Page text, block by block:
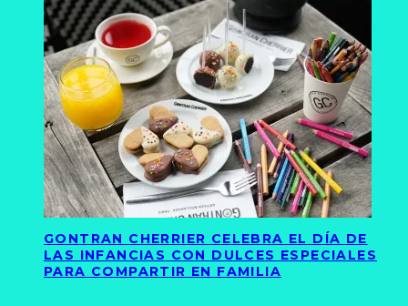
GONTRAN CHERRIER CELEBRA EL DÍA DE
LAS INFANCIAS CON DULCES ESPECIALES
PARA COMPARTIR EN FAMILIA